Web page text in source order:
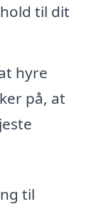
til dit
hyre
på, at
til